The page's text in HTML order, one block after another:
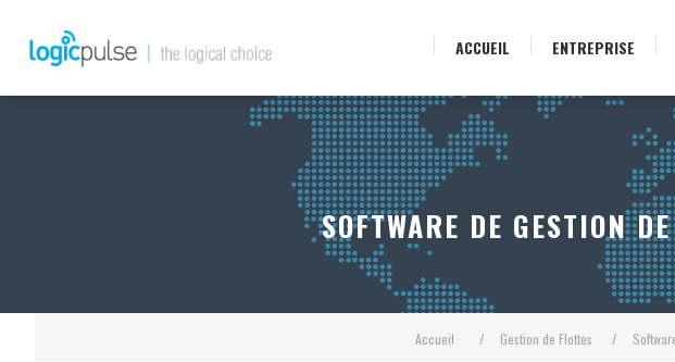
ACCUEIL ENTREPRISE
Accueil / Gestion de Flottes /
SOFTWARE DE GESTION